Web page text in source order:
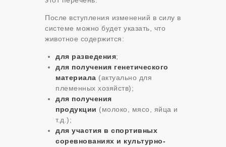
После вступления изменений в силу в
системе можно будет указать, что
животное содержится:
для разведения;
для получения генетического
материала (актуально для
племенных хозяйств);
для получения
продукции (молоко, мясо, яйца и
т.д.);
для участия в спортивных
соревнованиях и культурно-